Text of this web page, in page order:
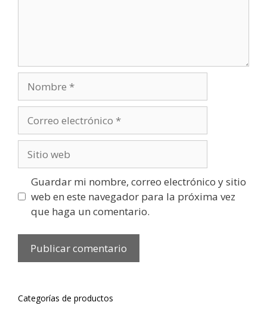
electrónico
web
Guardar mi nombre, correo electrónico y sitio
web en este navegador para la próxima vez
que haga un comentario.
Categorías de productos